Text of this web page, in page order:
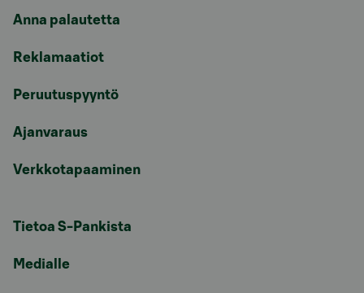
Anna palautetta
Reklamaatiot
Peruutuspyyntö
Ajanvaraus
Verkkotapaaminen
Tietoa S-Pankista
Medialle